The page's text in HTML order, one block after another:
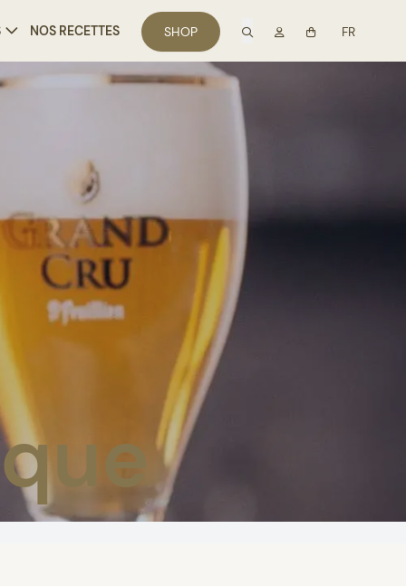
NOS RECETTES SHOP recherche
Mon compte
FR